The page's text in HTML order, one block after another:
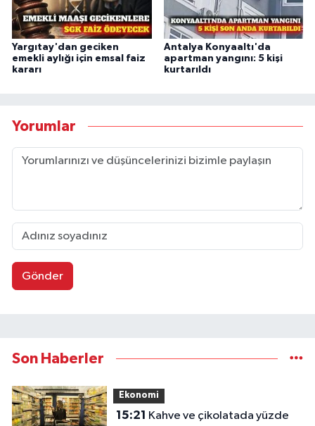
Yargıtay'dan geciken
emekli aylığı için emsal faiz
kararı
Antalya Konyaaltı'da
apartman yangını: 5 kişi
kurtarıldı
Yorumlar
Gönder
Son Haberler
Ekonomi
15:21